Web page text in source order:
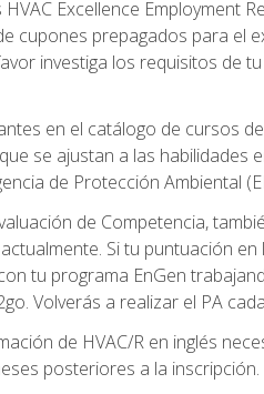
Excellence Employment
cupones prepagados para el
investiga los requisitos de
en el catálogo de cursos
se ajustan a las
de Protección Ambiental
de Competencia,
Si tu puntuación
tu programa EnGen
Volverás a realizar el PA
de HVAC/R en inglés
posteriores a la inscripción.